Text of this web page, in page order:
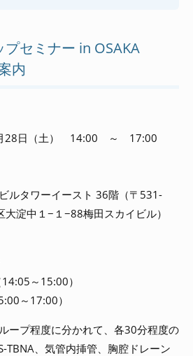
セミナー in OSAKA
内
28日（土） 14:00 ～ 17:00
タワーイースト 36階（〒531-
大淀中１−１−88梅田スカイビル）
14:05 ～ 15:00）
～ 17:00）
ープ程度に分かれて、各30分程度の
TBNA、気管内挿管、胸腔ドレーン